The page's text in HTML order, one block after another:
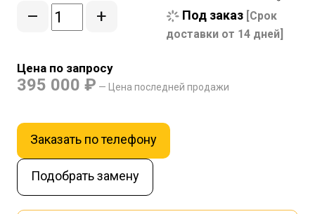
– + Под заказ [Срок
доставки от 14 дней]
Цена по запросу
395 000 ₽ — Цена последней продажи
Заказать по телефону
Подобрать замену